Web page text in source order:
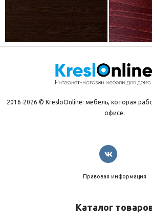
2016-2026 © KresloOnline: мебель, которая
офисе.
Правовая информация
Каталог